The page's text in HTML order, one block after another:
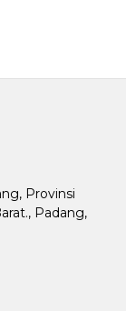
Provinsi
Padang,